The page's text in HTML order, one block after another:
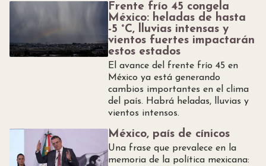
Frente frío 45 congela
México: heladas de hasta
-5 °C, lluvias intensas y
vientos fuertes impactarán
estos estados
El avance del frente frío 45 en
México ya está generando
cambios importantes en el clima
del país. Habrá heladas, lluvias y
vientos intensos.
México, país de cínicos
Una frase que prevalece en la
memoria de la política mexicana: